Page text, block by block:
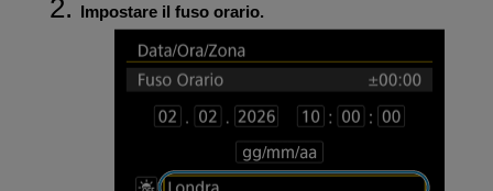
Impostare il fuso orario.